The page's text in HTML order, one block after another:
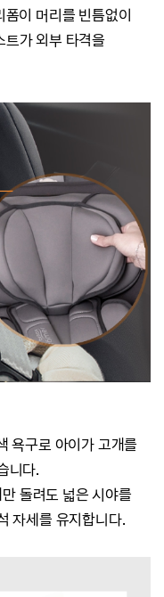
이 머리를 빈틈없이
트가 외부 타격을
욕구로 아이가 고개를
니다.
돌려도 넓은 시야를
자세를 유지합니다.